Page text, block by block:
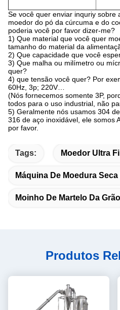
Se você quer enviar inquriy sobre
moedor do pó da cúrcuma e do
poderia você por favor dizer-me?
1) Que material que você quer
tamanho do material da
2) Que capacidade que você
3) Que malha ou milímetro ou
quer?
4) que tensão você quer? Por
60Hz, 3p; 220V…
(Nós fornecemos somente 3P,
todos para o uso industrial, não
5) Geralmente nós usamos 304
316 de aço inoxidável, ele somos
por favor.
Tags: Moedor Ultra
Máquina De Moedura
Moinho De Martelo Da Grão
Produtos